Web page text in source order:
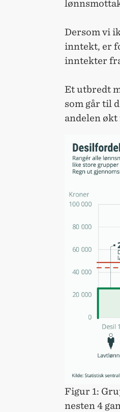
Dersom vi
inntekt, er
inntekter
Et utbredt
som går til
andelen økt
Figur 1:
nesten 4